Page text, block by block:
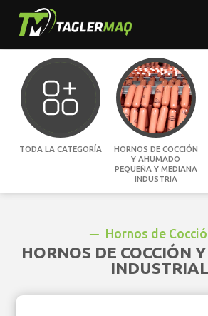
TODA LA CATEGORÍA
HORNOS DE COCCIÓN
Y AHUMADO
PEQUEÑA Y MEDIANA
INDUSTRIA
Hornos de
HORNOS DE COCCIÓN
INDUSTRIAL